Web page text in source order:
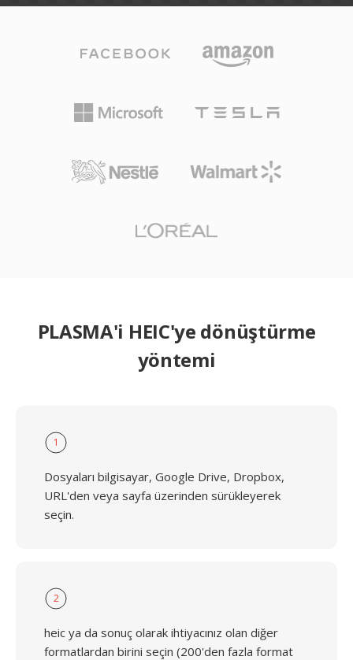
PLASMA'i HEIC'ye dönüştürme
yöntemi
1
Dosyaları bilgisayar, Google Drive, Dropbox,
URL'den veya sayfa üzerinden sürükleyerek
seçin.
2
heic ya da sonuç olarak ihtiyacınız olan diğer
formatlardan birini seçin (200'den fazla format